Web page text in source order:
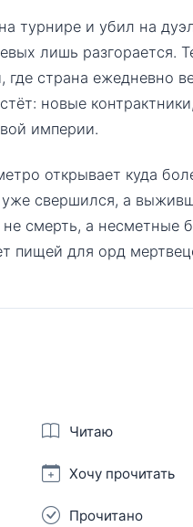
турнире и убил на
лишь разгорается.
страна ежедневно
новые
империи.
открывает куда
свершился, а
смерть, а несметные
пищей для орд
Читаю
Хочу прочитать
Прочитано